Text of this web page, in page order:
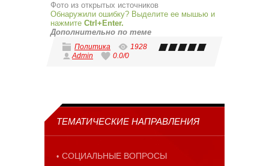
Фото из открытых источников
Обнаружили ошибку? Выделите ее мышью и
нажмите Ctrl+Enter.
Дополнительно по теме
Политика
1928
Admin
0.0/0
ТЕМАТИЧЕСКИЕ НАПРАВЛЕНИЯ
СОЦИАЛЬНЫЕ ВОПРОСЫ